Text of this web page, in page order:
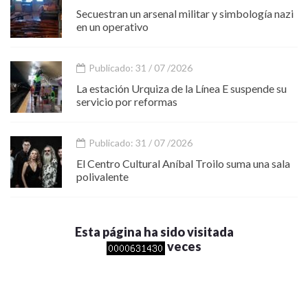
Secuestran un arsenal militar y simbología nazi
en un operativo
Publicado: 31 / 07 /2026
La estación Urquiza de la Línea E suspende su
servicio por reformas
Publicado: 31 / 07 /2026
El Centro Cultural Aníbal Troilo suma una sala
polivalente
Esta página ha sido visitada
veces